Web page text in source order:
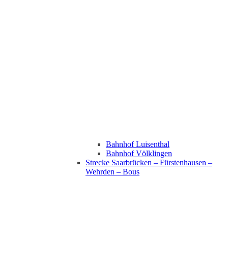
Bahnhof Luisenthal
Bahnhof Völklingen
Strecke Saarbrücken – Fürstenhausen –
Wehrden – Bous